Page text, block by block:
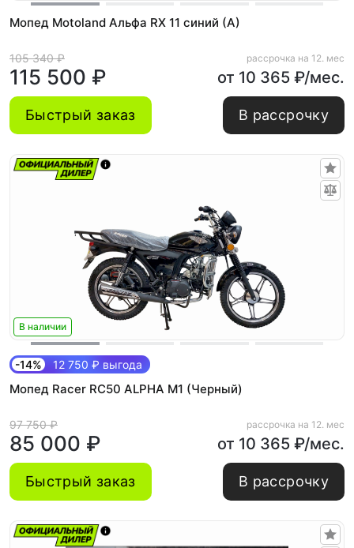
Мопед Motoland Альфа RX 11 синий (A)
105 340 ₽
115 500 ₽
рассрочка на 12. мес
от 10 365 ₽/мес.
Быстрый заказ В рассрочку
В наличии
-14% 12 750 ₽ выгода
Мопед Racer RC50 ALPHA M1 (Черный)
97 750 ₽
85 000 ₽
рассрочка на 12. мес
от 10 365 ₽/мес.
Быстрый заказ В рассрочку